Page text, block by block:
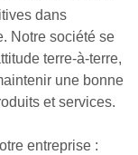
dans
Notre société se
terre-à-terre,
une bonne
et services.
entreprise :